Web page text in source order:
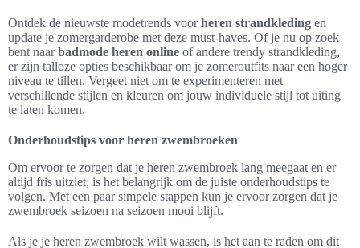
Ontdek de nieuwste modetrends voorheren strandkleding en
update je zomergarderobe met deze must-haves. Of je nu op zoek
bent naarbadmode heren online of andere trendy strandkleding,
er zijn talloze opties beschikbaar om je zomeroutfits naar een hoger
niveau te tillen. Vergeet niet om te experimenteren met
verschillende stijlen en kleuren om jouw individuele stijl tot uiting
te laten komen.
Onderhoudstips voor heren zwembroeken
Om ervoor te zorgen dat je heren zwembroek lang meegaat en er
altijd fris uitziet, is het belangrijk om de juiste onderhoudstips te
volgen. Met een paar simpele stappen kun je ervoor zorgen dat je
zwembroek seizoen na seizoen mooi blijft.
Als je je heren zwembroek wilt wassen, is het aan te raden om dit